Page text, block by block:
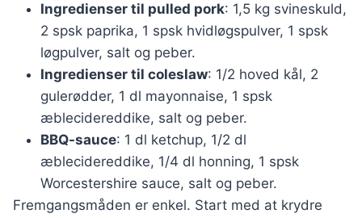
Ingredienser til pulled pork: 1,5 kg svineskuld,
2 spsk paprika, 1 spsk hvidløgspulver, 1 spsk
løgpulver, salt og peber.
Ingredienser til coleslaw: 1/2 hoved kål, 2
gulerødder, 1 dl mayonnaise, 1 spsk
æblecidereddike, salt og peber.
BBQ-sauce: 1 dl ketchup, 1/2 dl
æblecidereddike, 1/4 dl honning, 1 spsk
Worcestershire sauce, salt og peber.
Fremgangsmåden er enkel. Start med at krydre